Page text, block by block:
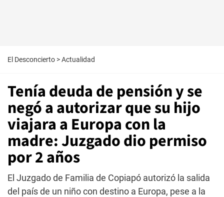
El Desconcierto >Actualidad
Tenía deuda de pensión y se
negó a autorizar que su hijo
viajara a Europa con la
madre: Juzgado dio permiso
por 2 años
El Juzgado de Familia de Copiapó autorizó la salida
del país de un niño con destino a Europa, pese a la